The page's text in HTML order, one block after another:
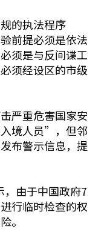
的执法程序
前提必须是依法
须是与反间谍工
须经设区的市级
严重危害国家安
境人员”，但邻
布警示信息，提
由于中国政府7
行临时检查的权
。